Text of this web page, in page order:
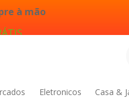
à mão
Eletronicos Casa &